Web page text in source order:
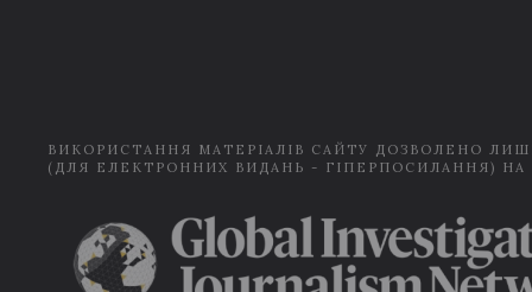
ВИКОРИСТАННЯ МАТЕРІАЛІВ САЙТУ ДОЗВОЛЕНО
(ДЛЯ ЕЛЕКТРОННИХ ВИДАНЬ - ГІПЕРПОСИЛАННЯ) НА